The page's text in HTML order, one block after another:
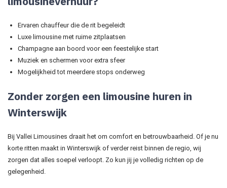
Ervaren chauffeur die de rit begeleidt
Luxe limousine met ruime zitplaatsen
Champagne aan boord voor een feestelijke start
Muziek en schermen voor extra sfeer
Mogelijkheid tot meerdere stops onderweg
Zonder zorgen een limousine huren in
Winterswijk
Bij Vallei Limousines draait het om comfort en betrouwbaarheid. Of je nu
korte ritten maakt in Winterswijk of verder reist binnen de regio, wij
zorgen dat alles soepel verloopt. Zo kun jij je volledig richten op de
gelegenheid.